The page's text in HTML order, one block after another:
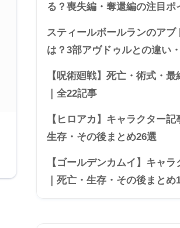
る？喪失編・奪還編の注目ポ
スティールボールランのアブ
は？3部アヴドゥルとの違い
【呪術廻戦】死亡・術式・
｜全22記事
【ヒロアカ】キャラクター記
生存・その後まとめ26選
【ゴールデンカムイ】キャ
｜死亡・生存・その後まとめ